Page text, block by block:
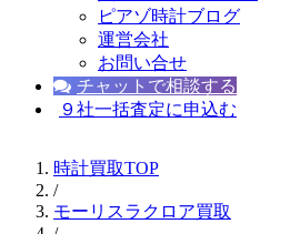
ピアゾ時計ブログ
運営会社
お問い合せ
チャットで相談する
９社一括査定に申込む
時計買取TOP
/
モーリスラクロア買取